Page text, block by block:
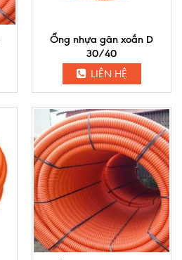
Ống nhựa gân xoắn D
30/40
LIÊN HỆ